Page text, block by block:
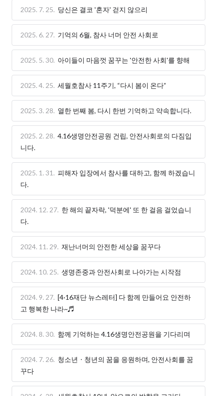
2025. 7. 25. 당신은 결코 '혼자' 걷지 않으리
2025. 6. 27. 기억의 6월, 참사 너머 안전 사회로
2025. 5. 30. 아이들이 마음껏 꿈꾸는 '안전한 사회'를 향해
2025. 4. 25. 세월호참사 11주기, “다시 봄이 온다”
2025. 3. 28. 열한 번째 봄, 다시 한번 기억하고 약속합니다.
2025. 2. 28. 4.16생명안전공원 건립, 안전사회로의 다짐입
니다.
2025. 1. 31. 피해자 입장에서 참사를 대하고, 함께 하겠습니
다.
2024. 12. 27. 한 해의 끝자락, '덕분에' 또 한 걸음 걸었습니
다.
2024. 11. 29. 재난너머의 안전한 세상을 꿈꾸다
2024. 10. 25. 생명존중과 안전사회로 나아가는 시작점
2024. 9. 27. [4·16재단 뉴스레터] 다 함께 만들어요 안전하
고 행복한 나라~♬
2024. 8. 30. 함께 기억하는 4.16생명안전공원을 기다리며
2024. 7. 26. 청소년ㆍ청년의 꿈을 응원하며, 안전사회를 꿈
꾸다